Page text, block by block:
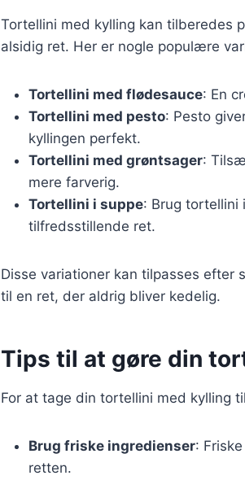
Tortellini med kylling kan tilberedes
alsidig ret. Her er nogle populære
Tortellini med flødesauce: En
Tortellini med pesto: Pesto
kyllingen perfekt.
Tortellini med grøntsager:
mere farverig.
Tortellini i suppe: Brug tortellini
tilfredsstillende ret.
Disse variationer kan tilpasses
til en ret, der aldrig bliver kedelig.
Tips til at gøre din
For at tage din tortellini med kylling
Brug friske ingredienser:
retten.